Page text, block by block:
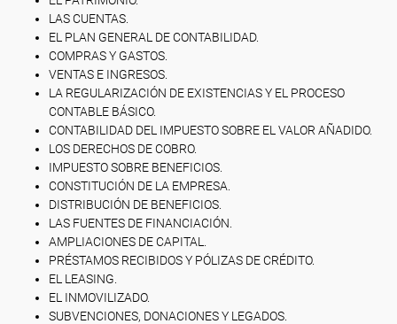
LAS CUENTAS.
EL PLAN GENERAL DE CONTABILIDAD.
COMPRAS Y GASTOS.
VENTAS E INGRESOS.
LA REGULARIZACIÓN DE EXISTENCIAS Y EL PROCESO
CONTABLE BÁSICO.
CONTABILIDAD DEL IMPUESTO SOBRE EL VALOR AÑADIDO.
LOS DERECHOS DE COBRO.
IMPUESTO SOBRE BENEFICIOS.
CONSTITUCIÓN DE LA EMPRESA.
DISTRIBUCIÓN DE BENEFICIOS.
LAS FUENTES DE FINANCIACIÓN.
AMPLIACIONES DE CAPITAL.
PRÉSTAMOS RECIBIDOS Y PÓLIZAS DE CRÉDITO.
EL LEASING.
EL INMOVILIZADO.
SUBVENCIONES, DONACIONES Y LEGADOS.